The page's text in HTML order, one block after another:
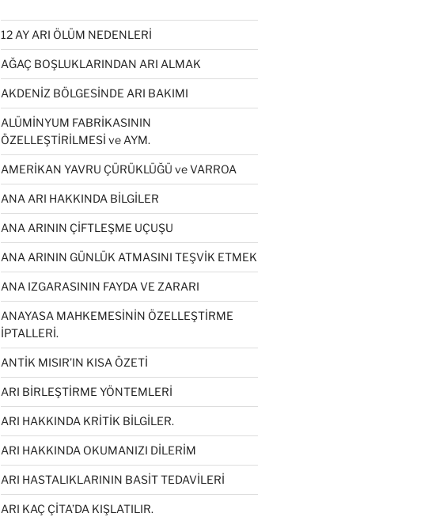
12 AY ARI ÖLÜM NEDENLERİ
AĞAÇ BOŞLUKLARINDAN ARI ALMAK
AKDENİZ BÖLGESİNDE ARI BAKIMI
ALÜMİNYUM FABRİKASININ
ÖZELLEŞTİRİLMESİ ve AYM.
AMERİKAN YAVRU ÇÜRÜKLÜĞÜ ve VARROA
ANA ARI HAKKINDA BİLGİLER
ANA ARININ ÇİFTLEŞME UÇUŞU
ANA ARININ GÜNLÜK ATMASINI TEŞVİK ETMEK
ANA IZGARASININ FAYDA VE ZARARI
ANAYASA MAHKEMESİNİN ÖZELLEŞTİRME
İPTALLERİ.
ANTİK MISIR’IN KISA ÖZETİ
ARI BİRLEŞTİRME YÖNTEMLERİ
ARI HAKKINDA KRİTİK BİLGİLER.
ARI HAKKINDA OKUMANIZI DİLERİM
ARI HASTALIKLARININ BASİT TEDAVİLERİ
ARI KAÇ ÇİTA’DA KIŞLATILIR.